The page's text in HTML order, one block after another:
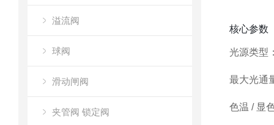
溢流阀
球阀
滑动闸阀
夹管阀 锁定阀
核心参数
光源类型
最大光通
色温 / 显